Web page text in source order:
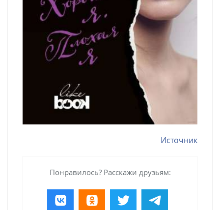
Источник
Понравилось? Расскажи друзьям: